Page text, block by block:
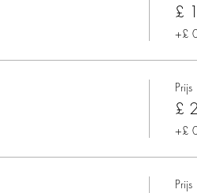
£
+£
Prijs
£
+£
Prijs